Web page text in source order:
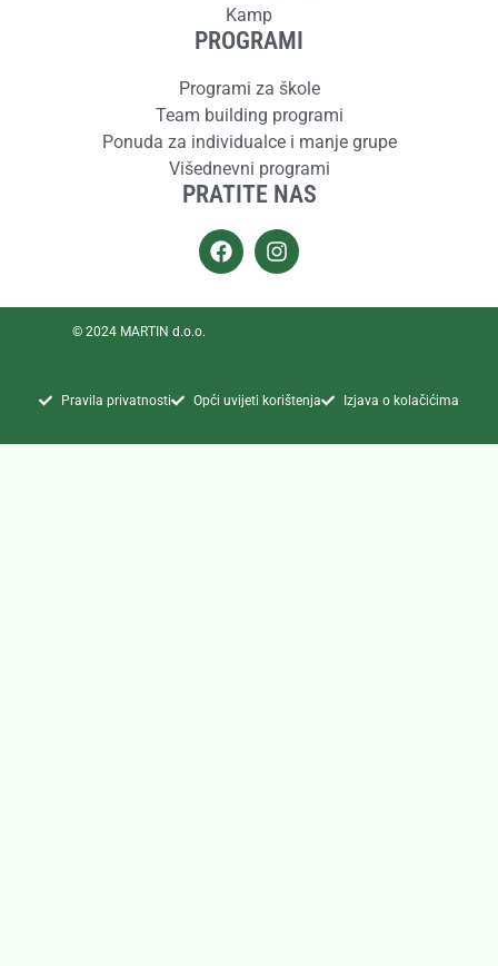
Kamp
PROGRAMI
Programi za škole
Team building programi
Ponuda za individualce i manje grupe
Višednevni programi
PRATITE NAS
© 2024 MARTIN d.o.o.
Pravila privatnosti Opći uvijeti korištenja Izjava o kolačićima